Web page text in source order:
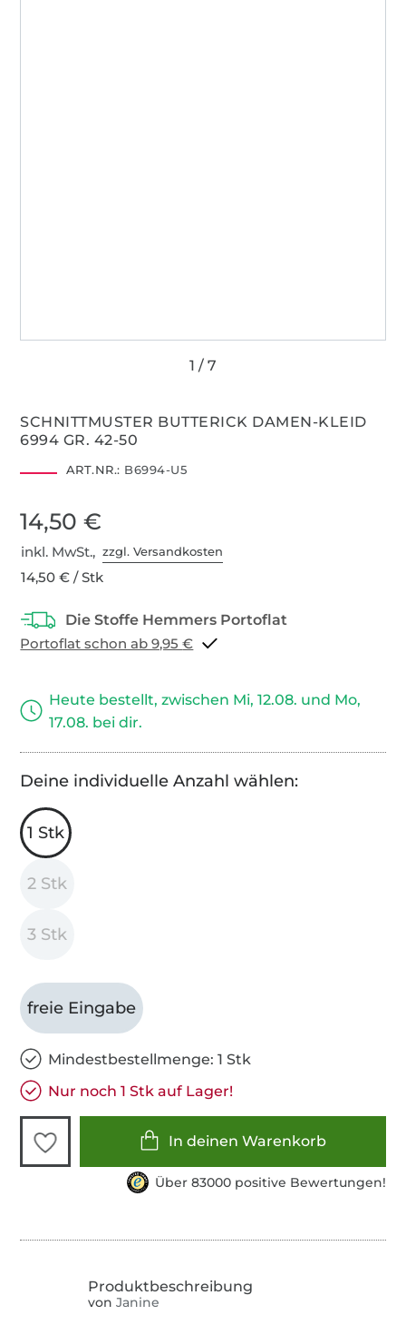
SCHNITTMUSTER BUTTERICK DAMEN-KLEID
6994 GR. 42-50
ART.NR.: B6994-U5
14,50 €
inkl. MwSt.,zzgl. Versandkosten
14,50 € / Stk
Portoflat schon ab 9,95 €
Heute bestellt, zwischen Mi, 12.08. und Mo,
17.08. bei dir.
Deine individuelle Anzahl wählen:
1 Stk
2 Stk
3 Stk
freie Eingabe
Mindestbestellmenge: 1 Stk
Nur noch 1 Stk auf Lager!
In deinen Warenkorb
Über 83000 positive Bewertungen!
von Janine